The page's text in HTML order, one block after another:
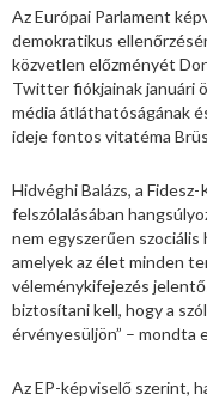
Az Európai Parlament
demokratikus
közvetlen előzményét
Twitter fiókjainak januári
média átláthatóságának
ideje fontos vitatéma
Hidvéghi Balázs, a
felszólalásában
nem egyszerűen
amelyek az élet minden
véleménykifejezés
biztosítani kell, hogy a
érvényesüljön” – mondta
Az EP-képviselő szerint,